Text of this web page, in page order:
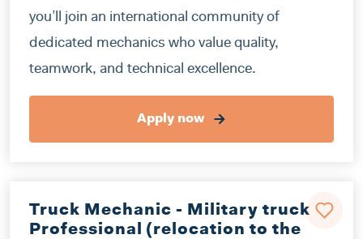
you’ll join an international community of
dedicated mechanics who value quality,
teamwork, and technical excellence.
Apply now
Truck Mechanic - Military truck
Professional (relocation to the